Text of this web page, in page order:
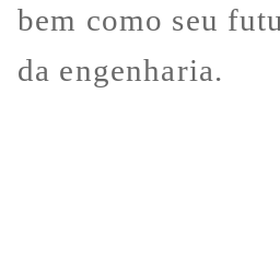
bem como seu
da engenharia.